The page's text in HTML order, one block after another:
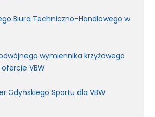
Biura Techniczno-Handlowego w
wymiennika krzyżowego
ofercie VBW
Gdyńskiego Sportu dla VBW